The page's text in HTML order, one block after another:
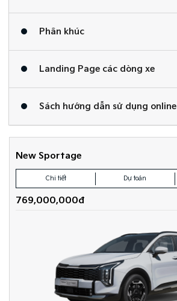
Phân khúc
Landing Page các dòng xe
Sách hướng dẫn sử dụng online​
New Sportage
Chi tiết Dự toán
769,000,000đ